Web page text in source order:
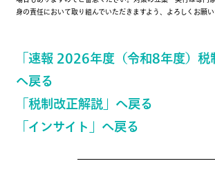
身の責任において取り組んでいただきますよう、よろしくお願い
「速報 2026年度（令和8年度）税
へ戻る
「税制改正解説」へ戻る
「インサイト」へ戻る